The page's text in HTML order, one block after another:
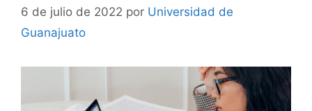
6 de julio de 2022 por Universidad de
Guanajuato